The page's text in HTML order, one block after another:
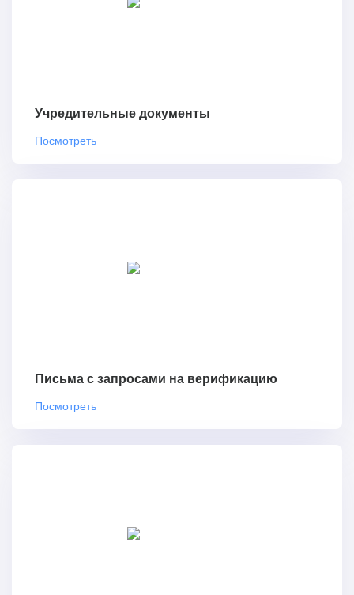
Учредительные документы
Посмотреть
Письма с запросами на верификацию
Посмотреть